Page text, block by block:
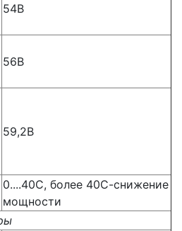
54В
56В
59,2В
0....40С, более 40С-снижение
мощности